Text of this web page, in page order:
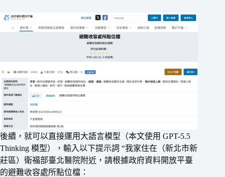
後續，就可以直接運用大語言模型（本文使用 GPT-5.5
Thinking 模型），輸入以下提示詞 “我家住在（新北市新
莊區）衛福部臺北醫院附近，請根據政府資料開放平臺
的避難收容處所點位檔：